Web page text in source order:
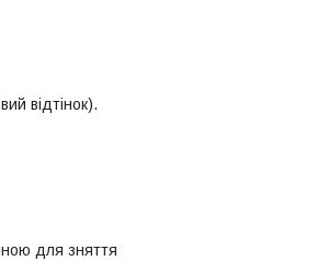
відтінок).
для зняття